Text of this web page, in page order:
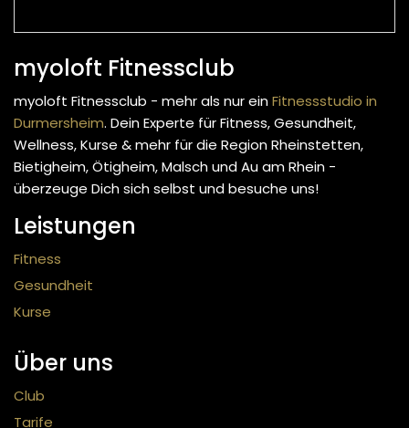
myoloft Fitnessclub
myoloft Fitnessclub - mehr als nur einFitnessstudio in
Durmersheim. Dein Experte für Fitness, Gesundheit,
Wellness, Kurse & mehr für die Region Rheinstetten,
Bietigheim, Ötigheim, Malsch und Au am Rhein -
überzeuge Dich sich selbst und besuche uns!
Leistungen
Fitness
Gesundheit
Kurse
Über uns
Club
Tarife